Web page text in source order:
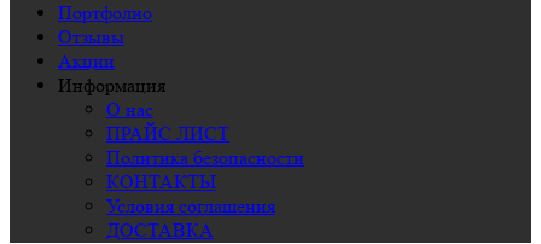
Портфолио
Отзывы
Акции
Информация
О нас
ПРАЙС ЛИСТ
Политика безопасности
КОНТАКТЫ
Условия соглашения
ДОСТАВКА